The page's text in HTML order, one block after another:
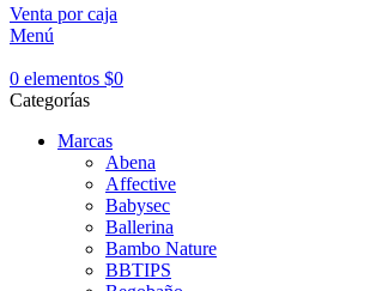
Venta por caja
Menú
0 elementos $0
Categorías
Marcas
Abena
Affective
Babysec
Ballerina
Bambo Nature
BBTIPS